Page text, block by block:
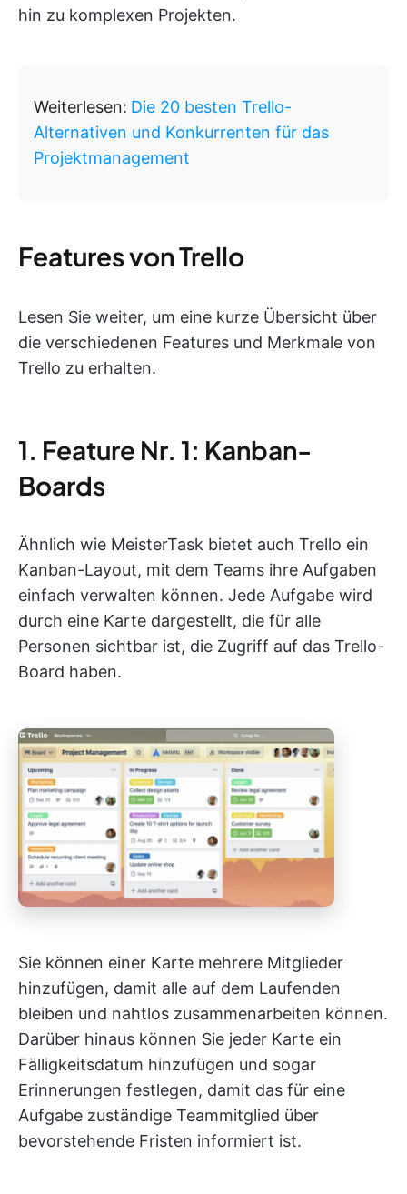
hin zu komplexen Projekten.
Weiterlesen: Die 20 besten Trello-
Alternativen und Konkurrenten für das
Projektmanagement
Features von Trello
Lesen Sie weiter, um eine kurze Übersicht über
die verschiedenen Features und Merkmale von
Trello zu erhalten.
1. Feature Nr. 1: Kanban-
Boards
Ähnlich wie MeisterTask bietet auch Trello ein
Kanban-Layout, mit dem Teams ihre Aufgaben
einfach verwalten können. Jede Aufgabe wird
durch eine Karte dargestellt, die für alle
Personen sichtbar ist, die Zugriff auf das Trello-
Board haben.
Sie können einer Karte mehrere Mitglieder
hinzufügen, damit alle auf dem Laufenden
bleiben und nahtlos zusammenarbeiten können.
Darüber hinaus können Sie jeder Karte ein
Fälligkeitsdatum hinzufügen und sogar
Erinnerungen festlegen, damit das für eine
Aufgabe zuständige Teammitglied über
bevorstehende Fristen informiert ist.